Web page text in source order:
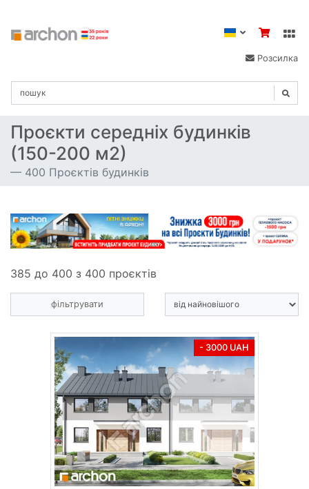
Розсилка
Проєкти середніх будинків
(150-200 м2)
400 Проєктів будинків
385 до 400 з 400 проєктів
фільтрувати
- 3000 UAH